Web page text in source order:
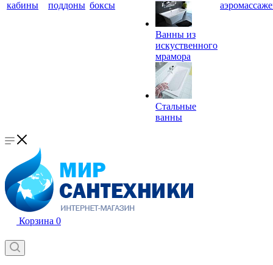
кабины
поддоны боксы
Ванны из
искуственного
мрамора
Стальные
ванны
Корзина 0